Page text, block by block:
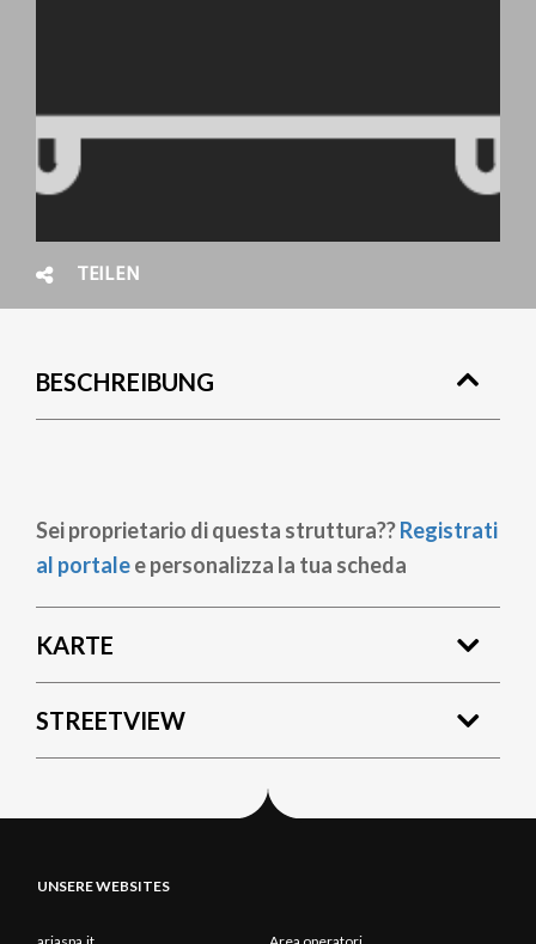
TEILEN
BESCHREIBUNG
Sei proprietario di questa struttura??Registrati
al portalee personalizza la tua scheda
KARTE
STREETVIEW
UNSERE WEBSITES